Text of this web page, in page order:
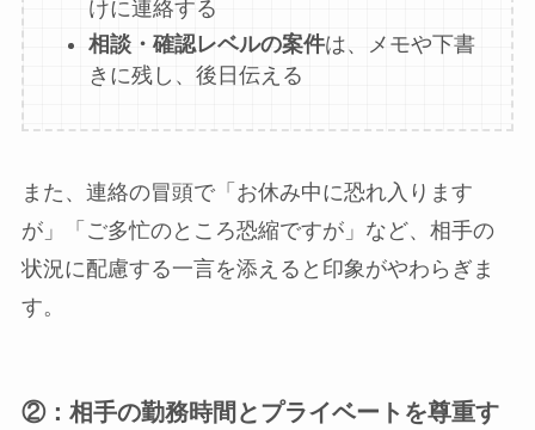
けに連絡する
相談・確認レベルの案件は、メモや下書
きに残し、後日伝える
また、連絡の冒頭で「お休み中に恐れ入ります
が」「ご多忙のところ恐縮ですが」など、相手の
状況に配慮する一言を添えると印象がやわらぎま
す。
②：相手の勤務時間とプライベートを尊重す